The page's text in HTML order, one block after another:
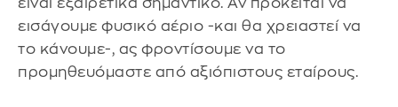
είναι εξαιρετικά σημαντικό. Αν πρόκειται να
εισάγουμε φυσικό αέριο -και θα χρειαστεί να
το κάνουμε-, ας φροντίσουμε να το
προμηθευόμαστε από αξιόπιστους εταίρους.